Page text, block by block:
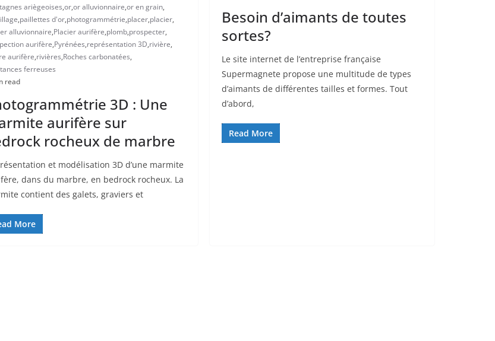
ariègeoises,or,or alluvionnaire,or en grain,
,paillettes d'or,photogrammétrie,placer,placier,
alluvionnaire,Placier aurifère,plomb,prospecter,
aurifère,Pyrénées,représentation 3D,rivière,
aurifère,rivières,Roches carbonatées,
ferreuses
read
3D : Une
aurifère sur
rocheux de marbre
et modélisation 3D d’une marmite
dans du marbre, en bedrock rocheux. La
contient des galets, graviers et
More
Besoin d’aimants de toutes
sortes?
Le site internet de l’entreprise française
Supermagnete propose une multitude de types
d’aimants de différentes tailles et formes. Tout
d’abord,
Read More